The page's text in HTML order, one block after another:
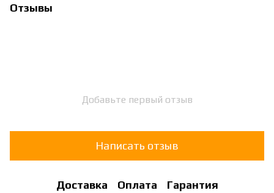
Отзывы
Добавьте первый отзыв
Написать отзыв
Доставка Оплата Гарантия